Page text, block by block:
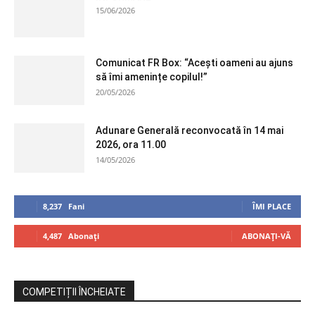
15/06/2026
Comunicat FR Box: “Acești oameni au ajuns
să îmi amenințe copilul!”
20/05/2026
Adunare Generală reconvocată în 14 mai
2026, ora 11.00
14/05/2026
8,237 Fani ÎMI PLACE
4,487 Abonați ABONAȚI-VĂ
COMPETIȚII ÎNCHEIATE